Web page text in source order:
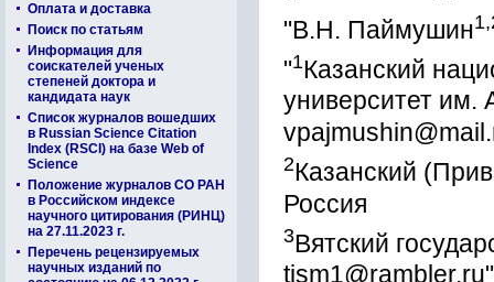
Оплата и доставка
Поиск по статьям
Информация для
соискателей ученых
степеней доктора и
кандидата наук
Список журналов вошедших
в Russian Science Citation
Index (RSCI) на базе Web of
Science
Положение журналов СО РАН
в Российском индексе
научного цитирования (РИНЦ)
на 27.11.2023 г.
Перечень рецензируемых
научных изданий по
"В.Н. Паймушин
"1Казанский
университет им.
2Казанский
Россия
3Вятский
tism1@rambler.ru"